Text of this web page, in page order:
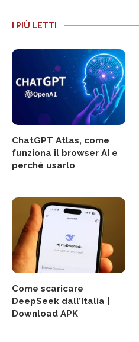
I PIÙ LETTI
ChatGPT Atlas, come
funziona il browser AI e
perché usarlo
Come scaricare
DeepSeek dall’Italia |
Download APK